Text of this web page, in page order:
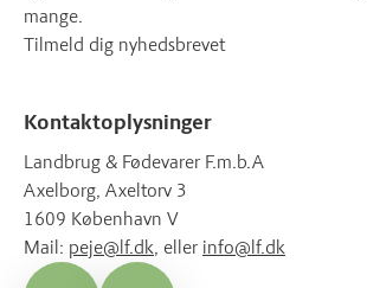
mange.
Tilmeld dig nyhedsbrevet
Kontaktoplysninger
Landbrug & Fødevarer F.m.b.A
Axelborg, Axeltorv 3
1609 København V
Mail: peje@lf.dk, eller info@lf.dk